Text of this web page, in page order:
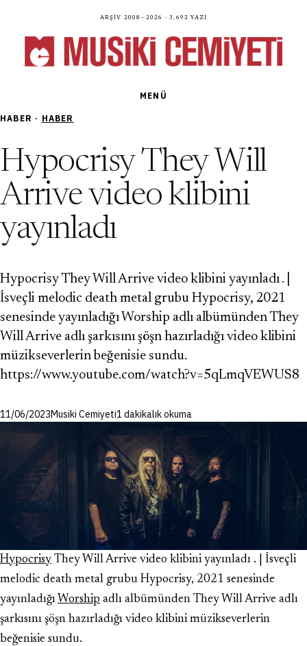
Arşiv 2008—2026 · 3.692 yazı
MENÜ
HABER · HABER
Hypocrisy They Will
Arrive video klibini
yayınladı
Hypocrisy They Will Arrive video klibini yayınladı . |
İsveçli melodic death metal grubu Hypocrisy, 2021
senesinde yayınladığı Worship adlı albümünden They
Will Arrive adlı şarkısını şöşn hazırladığı video klibini
müzikseverlerin beğenisie sundu.
https://www.youtube.com/watch?v=5qLmqVEWUS8
11/06/2023Musiki Cemiyeti1 dakikalık okuma
Hypocrisy They Will Arrive video klibini yayınladı . | İsveçli
melodic death metal grubu Hypocrisy, 2021 senesinde
yayınladığı Worship adlı albümünden They Will Arrive adlı
şarkısını şöşn hazırladığı video klibini müzikseverlerin
beğenisie sundu.